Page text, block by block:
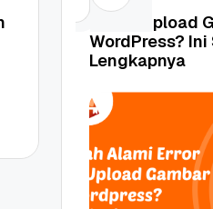
Gagal Upload
WordPress? Ini
Lengkapnya